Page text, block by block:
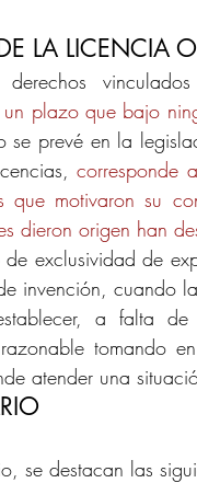
LA LICENCIA
plazo que bajo
prevé en la
corresponde
motivaron su
dieron origen han
exclusividad de
invención, cuando
a falta
tomando
atender una
se destacan las